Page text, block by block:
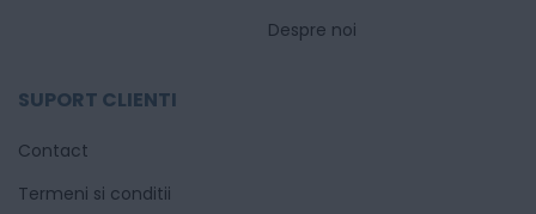
Despre noi
SUPORT CLIENTI
Contact
Termeni si conditii